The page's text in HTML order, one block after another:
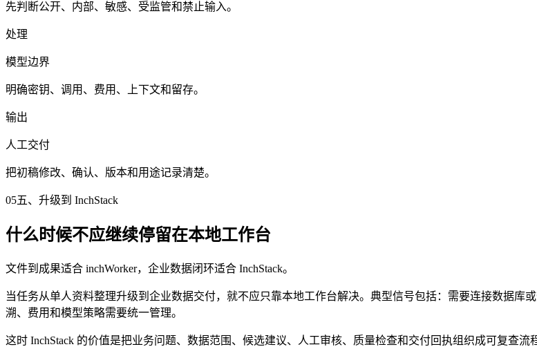
先判断公开、内部、敏感、受监管和禁止输入。
处理
模型边界
明确密钥、调用、费用、上下文和留存。
输出
人工交付
把初稿修改、确认、版本和用途记录清楚。
05五、升级到 InchStack
什么时候不应继续停留在本地工作台
文件到成果适合 inchWorker，企业数据闭环适合 InchStack。
当任务从单人资料整理升级到企业数据交付，就不应只靠本地工作台解决。典型信号包括：需要连接数据库
溯、费用和模型策略需要统一管理。
这时 InchStack 的价值是把业务问题、数据范围、候选建议、人工审核、质量检查和交付回执组织成可复查